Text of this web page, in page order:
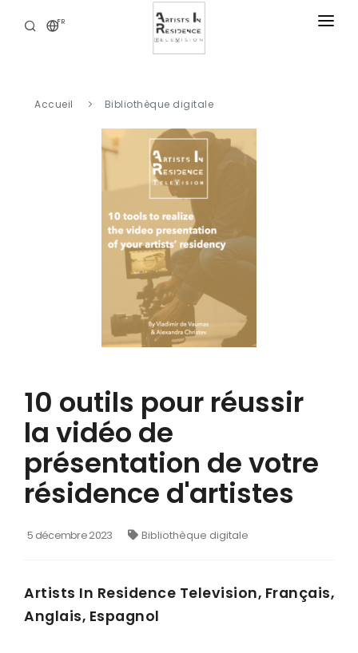
FR
Accueil Bibliothèque digitale
10 outils pour réussir
la vidéo de
présentation de votre
résidence d'artistes
5 décembre 2023 Bibliothèque digitale
Artists In Residence Television, Français,
Anglais, Espagnol